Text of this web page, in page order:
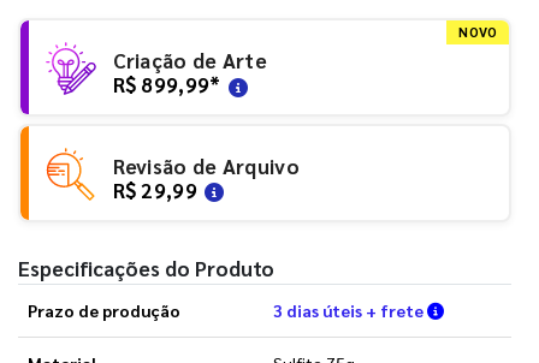
NOVO
Criação de Arte
R$ 899,99*
Revisão de Arquivo
R$ 29,99
Especificações do Produto
Prazo de produção 3 dias úteis + frete Verifique